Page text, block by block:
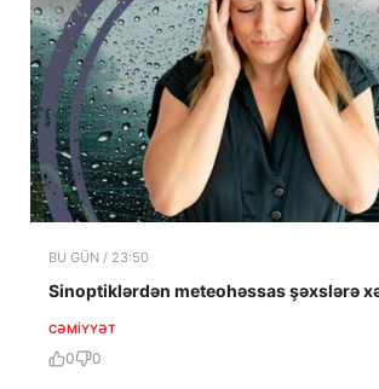
BU GÜN / 23:50
Sinoptiklərdən meteohəssas şəxslərə
CƏMIYYƏT
0 0